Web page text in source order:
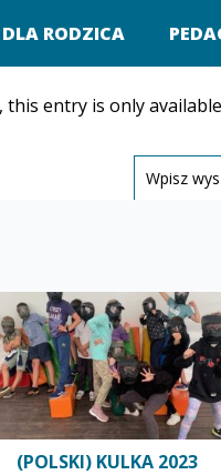
DLA RODZICA
this entry is only
(POLSKI) KULKA 2023